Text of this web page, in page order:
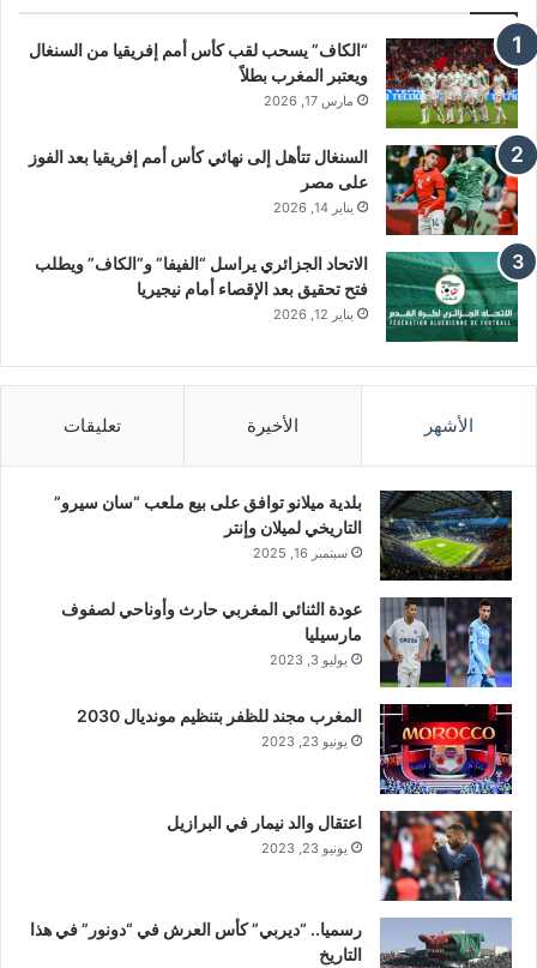
“الكاف” يسحب لقب كأس أمم إفريقيا من السنغال
ويعتبر المغرب بطلاً
مارس 17, 2026
السنغال تتأهل إلى نهائي كأس أمم إفريقيا بعد الفوز
على مصر
يناير 14, 2026
الاتحاد الجزائري يراسل “الفيفا” و”الكاف” ويطلب
فتح تحقيق بعد الإقصاء أمام نيجيريا
يناير 12, 2026
الأشهر الأخيرة تعليقات
بلدية ميلانو توافق على بيع ملعب “سان سيرو”
التاريخي لميلان وإنتر
سبتمبر 16, 2025
عودة الثنائي المغربي حارث وأوناحي لصفوف
مارسيليا
يوليو 3, 2023
المغرب مجند للظفر بتنظيم مونديال 2030
يونيو 23, 2023
اعتقال والد نيمار في البرازيل
يونيو 23, 2023
رسميا.. “ديربي” كأس العرش في “دونور” في هذا
التاريخ